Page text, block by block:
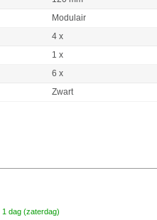
Modulair
4 x
1 x
6 x
Zwart
1 dag (zaterdag)